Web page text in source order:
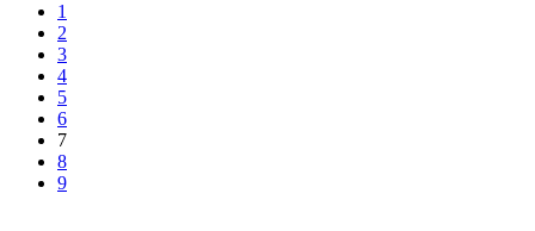
1
2
3
4
5
6
7
8
9